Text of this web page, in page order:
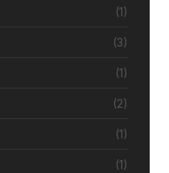
(1)
(3)
(1)
(2)
(1)
(1)